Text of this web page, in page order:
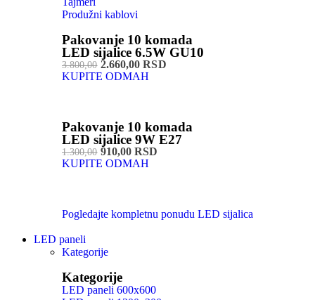
Produžni kablovi
Pakovanje 10 komada
LED sijalice 6.5W GU10
3.800,002.660,00 RSD
KUPITE ODMAH
Pakovanje 10 komada
LED sijalice 9W E27
1.300,00910,00 RSD
KUPITE ODMAH
Pogledajte kompletnu ponudu LED sijalica
LED paneli
Kategorije
Kategorije
LED paneli 600x600